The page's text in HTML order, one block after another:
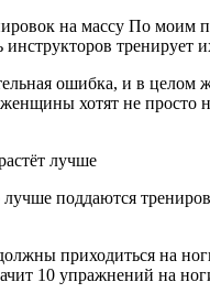
По моим
инструкторов
ошибка, и в
хотят не
лучше
поддаются
приходиться на
10 упражнений на